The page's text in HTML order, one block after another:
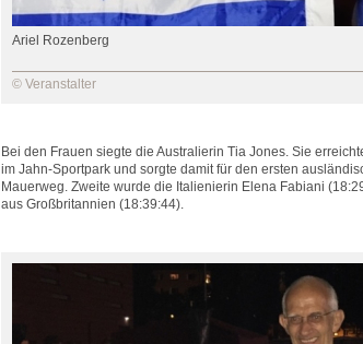
Ariel Rozenberg
© Veranstalter
Bei den Frauen siegte die Australierin Tia Jones. Sie
im Jahn-Sportpark und sorgte damit für den ersten
Mauerweg. Zweite wurde die Italienierin Elena Fabiani
aus Großbritannien (18:39:44).